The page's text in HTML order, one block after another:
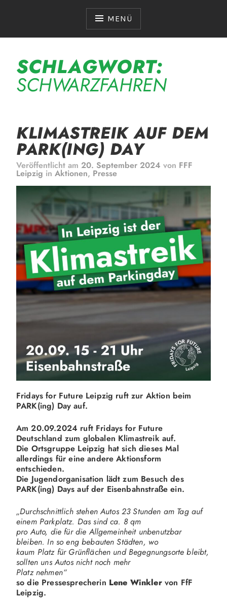
MENÜ
SCHLAGWORT:
SCHWARZFAHREN
KLIMASTREIK AUF DEM
PARK(ING) DAY
Veröffentlicht am 20. September 2024 von FFF
Leipzig in Aktionen, Presse
Fridays for Future Leipzig ruft zur Aktion beim
PARK(ing) Day auf.
Am 20.09.2024 ruft Fridays for Future
Deutschland zum globalen Klimastreik auf.
Die Ortsgruppe Leipzig hat sich dieses Mal
allerdings für eine andere Aktionsform
entschieden.
Die Jugendorganisation lädt zum Besuch des
PARK(ing) Days auf der Eisenbahnstraße ein.
„Durchschnittlich stehen Autos 23 Stunden am Tag auf
einem Parkplatz. Das sind ca. 8 qm
pro Auto, die für die Allgemeinheit unbenutzbar
bleiben. In so eng bebauten Städten, wo
kaum Platz für Grünflächen und Begegnungsorte bleibt,
sollten uns Autos nicht noch mehr
Platz nehmen“
so die Pressesprecherin Lene Winklervon FfF
Leipzig.